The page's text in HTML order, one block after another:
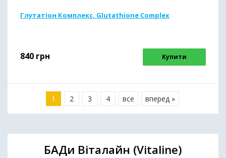
Глутатіон Комплекс, Glutathione Complex
840 грн Купити
1 2 3 4 все вперед »
БАДи Віталайн (Vitaline)